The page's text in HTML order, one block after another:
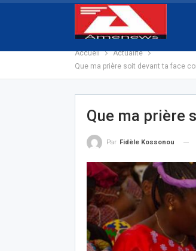
Accueil
Actualité
Que ma prière soit devant ta face
Que ma prière
Par Fidèle Kossonou